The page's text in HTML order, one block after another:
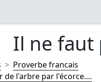
Il ne faut
Proverbe francais
de l'arbre par l'écorce....